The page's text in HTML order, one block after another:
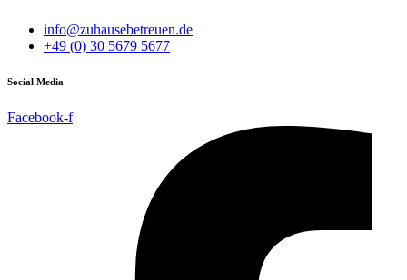
info@zuhausebetreuen.de
+49 (0) 30 5679 5677
Social Media
Facebook-f